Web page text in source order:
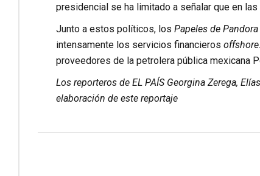
presidencial se ha limitado a señalar que en
Junto a estos políticos, los Papeles de Pandora
intensamente los servicios financieros offshore
proveedores de la petrolera pública mexicana
Los reporteros de EL PAÍS Georgina Zerega,
elaboración de este reportaje